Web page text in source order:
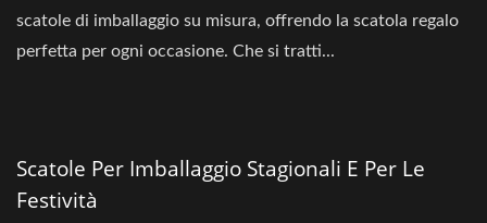
scatole di imballaggio su misura, offrendo la scatola regalo
perfetta per ogni occasione. Che si tratti...
Scatole Per Imballaggio Stagionali E Per Le
Festività